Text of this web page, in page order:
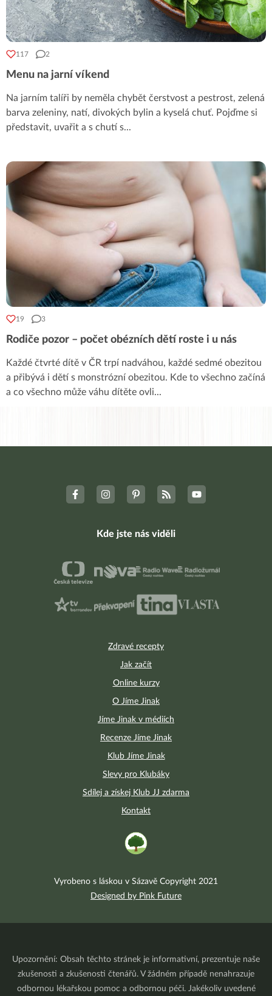
117 2
Menu na jarní víkend
Na jarním talíři by neměla chybět čerstvost a pestrost, zelená
barva zeleniny, natí, divokých bylin a kyselá chuť. Pojďme si
představit, uvařit a s chutí s...
19 3
Rodiče pozor – počet obézních dětí roste i u nás
Každé čtvrté dítě v ČR trpí nadváhou, každé sedmé obezitou
a přibývá i dětí s monstrózní obezitou. Kde to všechno začíná
a co všechno může váhu dítěte ovli...
Zdravé recepty
Jak začít
Online kurzy
O Jíme Jinak
Jíme Jinak v médiích
Recenze Jíme Jinak
Klub Jíme Jinak
Slevy pro Klubáky
Sdílej a získej Klub JJ zdarma
Kontakt
Kde jste nás viděli
Vyrobeno s láskou v Sázavě Copyright 2021
Designed by Pink Future
Upozornění: Obsah těchto stránek je informativní, prezentuje naše
zkušenosti a zkušenosti čtenářů. V žádném případě nenahrazuje
odbornou lékařskou pomoc a odbornou péči. Jakékoliv uvedené